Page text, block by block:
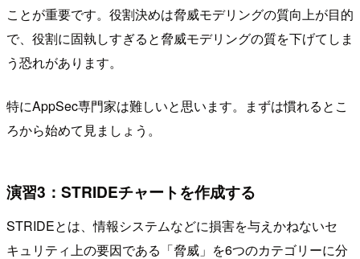
ことが重要です。役割決めは脅威モデリングの質向上が目的
で、役割に固執しすぎると脅威モデリングの質を下げてしま
う恐れがあります。
特にAppSec専門家は難しいと思います。まずは慣れるとこ
ろから始めて見ましょう。
演習3：STRIDEチャートを作成する
STRIDEとは、情報システムなどに損害を与えかねないセ
キュリティ上の要因である「脅威」を6つのカテゴリーに分